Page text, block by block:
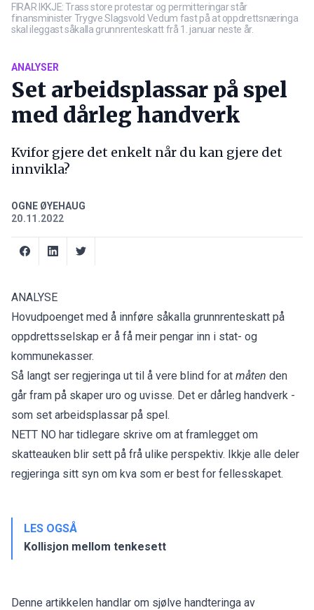
FIRAR IKKJE: Trass store protestar og permitteringar står
finansminister Trygve Slagsvold Vedum fast på at oppdrettsnæringa
skal ileggast såkalla grunnrenteskatt frå 1. januar neste år.
ANALYSER
Set arbeidsplassar på spel
med dårleg handverk
Kvifor gjere det enkelt når du kan gjere det
innvikla?
OGNE ØYEHAUG
20.11.2022
ANALYSE
Hovudpoenget med å innføre såkalla grunnrenteskatt på
oppdrettsselskap er å få meir pengar inn i stat- og
kommunekasser.
Så langt ser regjeringa ut til å vere blind for at måten den
går fram på skaper uro og uvisse. Det er dårleg handverk -
som set arbeidsplassar på spel.
NETT NO har tidlegare skrive om at framlegget om
skatteauken blir sett på frå ulike perspektiv. Ikkje alle deler
regjeringa sitt syn om kva som er best for fellesskapet.
LES OGSÅ
Kollisjon mellom tenkesett
Denne artikkelen handlar om sjølve handteringa av